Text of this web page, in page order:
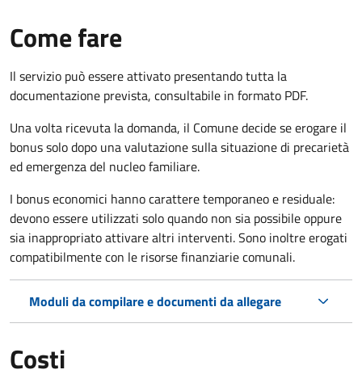
Come fare
Il servizio può essere attivato presentando tutta la
documentazione prevista, consultabile in formato PDF.
Una volta ricevuta la domanda, il Comune decide se erogare il
bonus solo dopo una valutazione sulla situazione di precarietà
ed emergenza del nucleo familiare.
I bonus economici hanno carattere temporaneo e residuale:
devono essere utilizzati solo quando non sia possibile oppure
sia inappropriato attivare altri interventi. Sono inoltre erogati
compatibilmente con le risorse finanziarie comunali.
Moduli da compilare e documenti da allegare
Costi